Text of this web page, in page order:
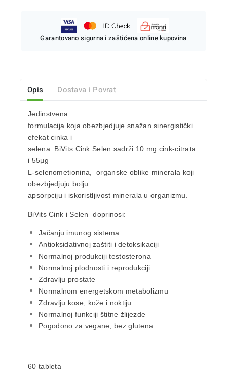
Garantovano sigurna i zaštićena online kupovina
Opis Dostava i Povrat
Jedinstvena
formulacija koja obezbjedjuje snažan sinergistički
efekat cinka i
selena. BiVits Cink Selen sadrži 10 mg cink-citrata
i 55µg
L-selenometionina, organske oblike minerala koji
obezbjedjuju bolju
apsorpciju i iskoristljivost minerala u organizmu.
BiVits Cink i Selendoprinosi:
Jačanju imunog sistema
Antioksidativnoj zaštiti i detoksikaciji
Normalnoj produkciji testosterona
Normalnoj plodnosti i reprodukciji
Zdravlju prostate
Normalnom energetskom metabolizmu
Zdravlju kose, kože i noktiju
Normalnoj funkciji štitne žlijezde
Pogodono za vegane, bez glutena
60 tableta